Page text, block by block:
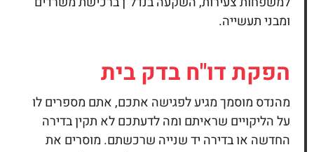
ומבני תעשייה.
הפקת דו"ח בדק בית
מהנדס מוסמך מגיע לפגישה אתכם, אתם מספרים לו
על הליקויים שראיתם ומה לדעתכם לא תקין בדירה
החדשה או בדירה יד שנייה שרכשתם. מוסרים את